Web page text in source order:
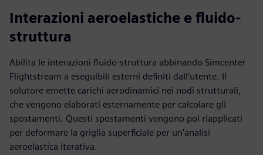
Interazioni aeroelastiche e fluido-
struttura
Abilita le interazioni fluido-struttura abbinando Simcenter
Flightstream a eseguibili esterni definiti dall'utente. Il
solutore emette carichi aerodinamici nei nodi strutturali,
che vengono elaborati esternamente per calcolare gli
spostamenti. Questi spostamenti vengono poi riapplicati
per deformare la griglia superficiale per un'analisi
aeroelastica iterativa.